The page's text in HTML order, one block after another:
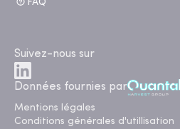
FAQ
Suivez-nous sur
Données fournies par
Mentions légales
Conditions générales d'utillisation